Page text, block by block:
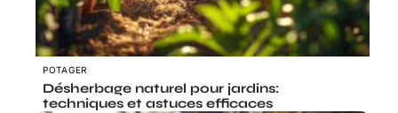
POTAGER
Désherbage naturel pour jardins:
techniques et astuces efficaces